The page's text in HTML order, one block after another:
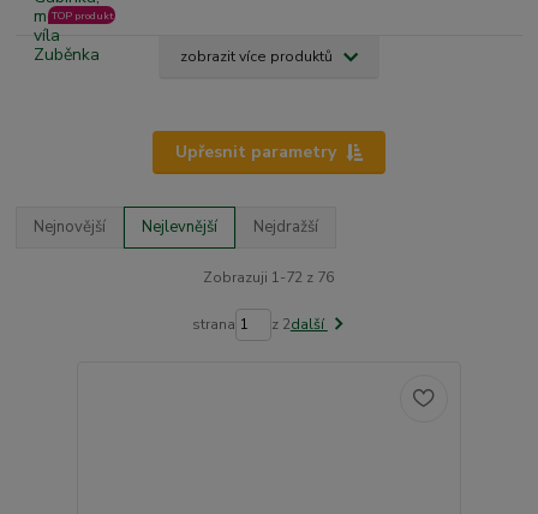
TOP produkt
zobrazit více produktů
Upřesnit parametry
Nejnovější Nejlevnější Nejdražší
Zobrazuji 1-72 z 76
strana z 2další